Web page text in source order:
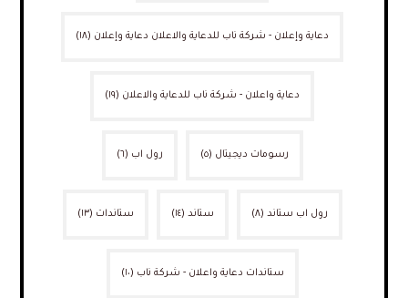
دعاية وإعلان - شركة ناب للدعاية والاعلان دعاية وإعلان (١٨)
دعاية واعلان - شركة ناب للدعاية والاعلان (١٩)
رسومات ديجيتال (٥) رول اب (٦)
رول اب ستاند (٨) ستاند (١٤) ستاندات (١٣)
ستاندات دعاية واعلان - شركة ناب (١٠)